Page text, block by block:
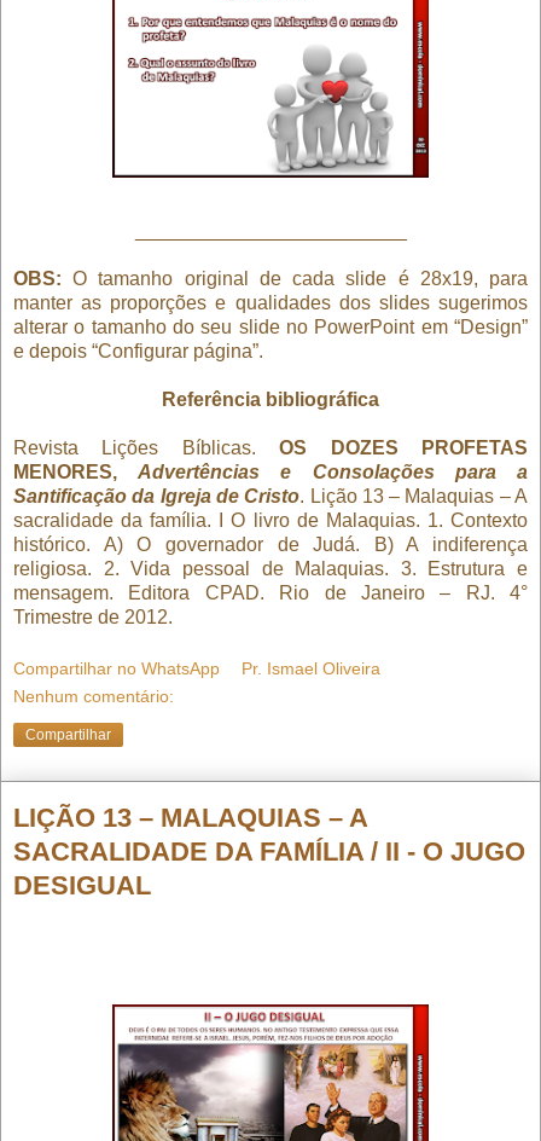
OBS: O tamanho original de cada slide é 28x19, para
manter as proporções e qualidades dos slides sugerimos
alterar o tamanho do seu slide no PowerPoint em “Design”
e depois “Configurar página”.
Referência bibliográfica
Revista Lições Bíblicas.OS DOZES PROFETAS
MENORES,Advertências e Consolações para a
Santificação da Igreja de Cristo. Lição 13 – Malaquias – A
sacralidade da família. I O livro de Malaquias. 1. Contexto
histórico. A) O governador de Judá. B) A indiferença
religiosa. 2. Vida pessoal de Malaquias. 3. Estrutura e
mensagem. Editora CPAD. Rio de Janeiro – RJ. 4°
Trimestre de 2012.
Compartilhar no WhatsApp
Pr. Ismael Oliveira
Nenhum comentário:
Compartilhar
LIÇÃO 13 – MALAQUIAS – A
SACRALIDADE DA FAMÍLIA / II - O JUGO
DESIGUAL